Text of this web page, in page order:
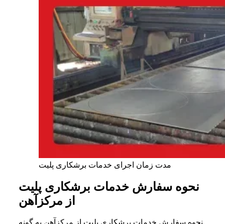
مدت زمان اجرای خدمات برشکاری پلیت
نحوه سفارش خدمات برشکاری پلیت
از مرکزآهن